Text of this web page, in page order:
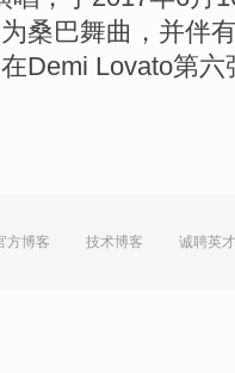
桑巴舞曲，并伴
Demi Lovato第
方博客 技术博客 诚聘英才